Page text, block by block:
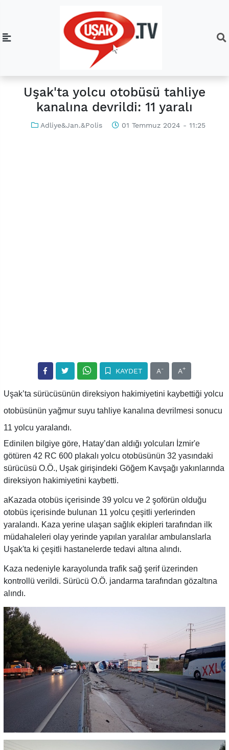
Uşak'ta yolcu otobüsü tahliye
kanalına devrildi: 11 yaralı
Adliye&Jan.&Polis 01 Temmuz 2024 - 11:25
KAYDET A- A+
Uşak’ta sürücüsünün direksiyon hakimiyetini kaybettiği yolcu
otobüsünün yağmur suyu tahliye kanalına devrilmesi sonucu
11 yolcu yaralandı.
Edinilen bilgiye göre, Hatay’dan aldığı yolcuları İzmir'e
götüren 42 RC 600 plakalı yolcu otobüsünün 32 yasındaki
sürücüsü O.Ö., Uşak girişindeki Göğem Kavşağı yakınlarında
direksiyon hakimiyetini kaybetti.
aKazada otobüs içerisinde 39 yolcu ve 2 şoförün olduğu
otobüs içerisinde bulunan 11 yolcu çeşitli yerlerinden
yaralandı. Kaza yerine ulaşan sağlık ekipleri tarafından ilk
müdahaleleri olay yerinde yapılan yaralılar ambulanslarla
Uşak'ta ki çeşitli hastanelerde tedavi altına alındı.
Kaza nedeniyle karayolunda trafik sağ şerif üzerinden
kontrollü verildi. Sürücü O.Ö. jandarma tarafından gözaltına
alındı.